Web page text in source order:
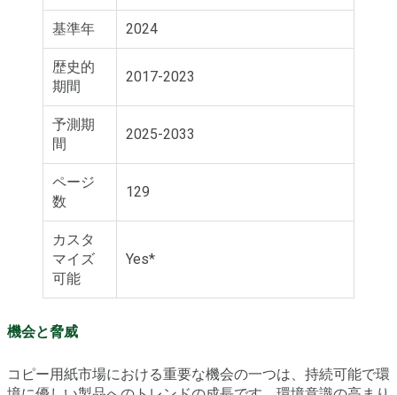
基準年 2024
歴史的
期間
2017-2023
予測期
間
2025-2033
ページ
数
129
カスタ
マイズ
可能
Yes*
機会と脅威
コピー用紙市場における重要な機会の一つは、持続可能で環